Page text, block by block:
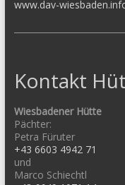
www.dav-
Kontakt
Wiesbadener Hütte
Pächter:
Petra Füruter
+43 6603 4942 71
und
Marco Schiechtl